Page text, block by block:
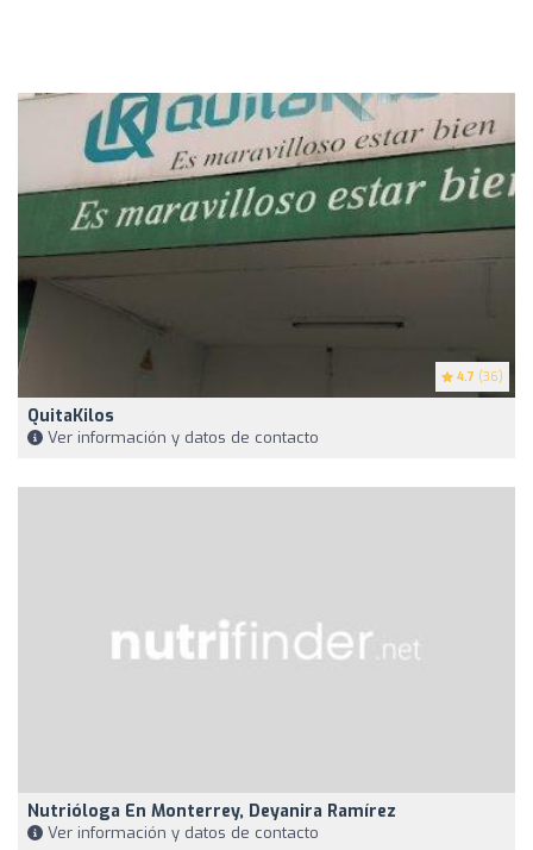
4.7 (36)
QuitaKilos
Ver información y datos de contacto
Nutrióloga En Monterrey, Deyanira Ramírez
Ver información y datos de contacto